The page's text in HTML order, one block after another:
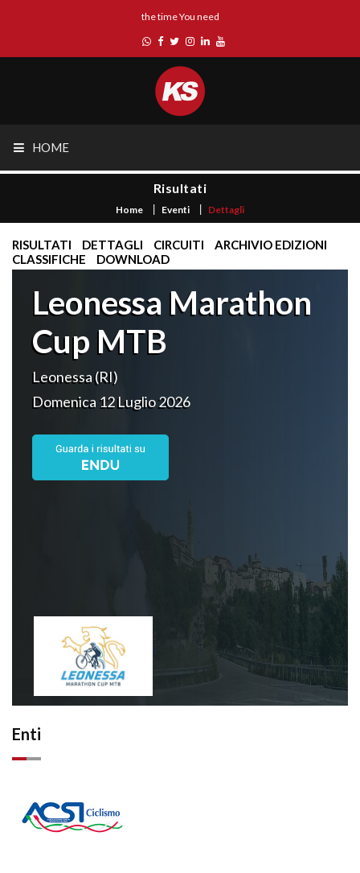
the time You need
HOME
Risultati
Home Eventi Dettagli
RISULTATI DETTAGLI CIRCUITI
ARCHIVIO EDIZIONI
CLASSIFICHE
DOWNLOAD
Leonessa Marathon
Cup MTB
Leonessa (RI)
Domenica 12 Luglio 2026
Enti